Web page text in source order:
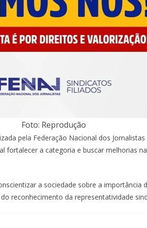
Foto: Reprodução
pela Federação Nacional dos
a categoria e buscar melhorias
a sociedade sobre a
reconhecimento da representatividade